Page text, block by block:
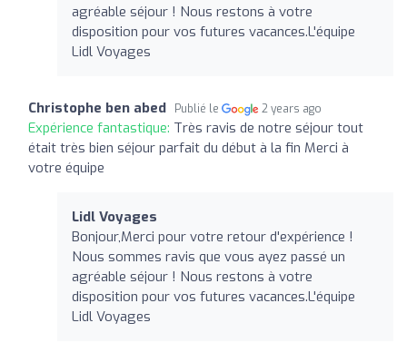
agréable séjour ! Nous restons à votre
disposition pour vos futures vacances.L'équipe
Lidl Voyages
Christophe ben abed Publié le 2 years ago
Expérience fantastique: Très ravis de notre séjour tout
était très bien séjour parfait du début à la fin Merci à
votre équipe
Lidl Voyages
Bonjour,Merci pour votre retour d'expérience !
Nous sommes ravis que vous ayez passé un
agréable séjour ! Nous restons à votre
disposition pour vos futures vacances.L'équipe
Lidl Voyages